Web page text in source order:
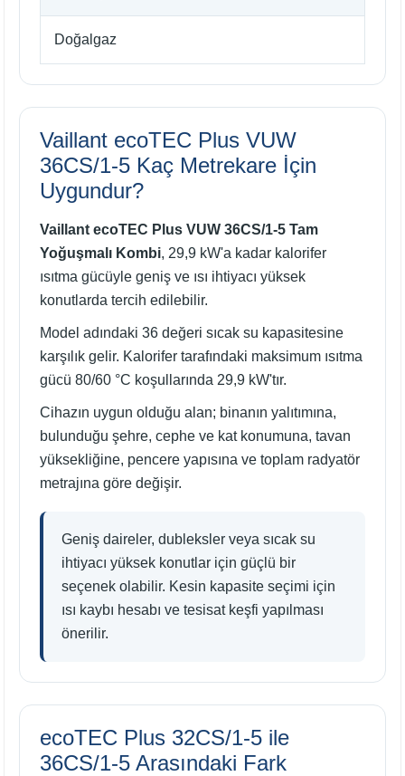
Doğalgaz
Vaillant ecoTEC Plus VUW
36CS/1-5 Kaç Metrekare İçin
Uygundur?
Vaillant ecoTEC Plus VUW 36CS/1-5 Tam
Yoğuşmalı Kombi, 29,9 kW'a kadar kalorifer
ısıtma gücüyle geniş ve ısı ihtiyacı yüksek
konutlarda tercih edilebilir.
Model adındaki 36 değeri sıcak su kapasitesine
karşılık gelir. Kalorifer tarafındaki maksimum ısıtma
gücü 80/60 °C koşullarında 29,9 kW'tır.
Cihazın uygun olduğu alan; binanın yalıtımına,
bulunduğu şehre, cephe ve kat konumuna, tavan
yüksekliğine, pencere yapısına ve toplam radyatör
metrajına göre değişir.
Geniş daireler, dubleksler veya sıcak su
ihtiyacı yüksek konutlar için güçlü bir
seçenek olabilir. Kesin kapasite seçimi için
ısı kaybı hesabı ve tesisat keşfi yapılması
önerilir.
ecoTEC Plus 32CS/1-5 ile
36CS/1-5 Arasındaki Fark